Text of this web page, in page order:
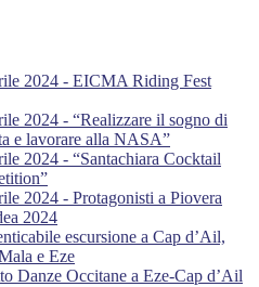
2024 - EICMA Riding Fest
2024 - “Realizzare il sogno di
e lavorare alla NASA”
2024 - “Santachiara Cocktail
2024 - Protagonisti a Piovera
2024
escursione a Cap d’Ail,
e Eze
Danze Occitane a Eze-Cap d’Ail